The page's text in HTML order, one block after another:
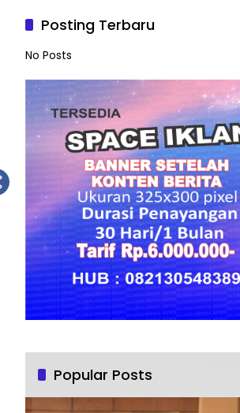
Posting Terbaru
No Posts
Popular Posts